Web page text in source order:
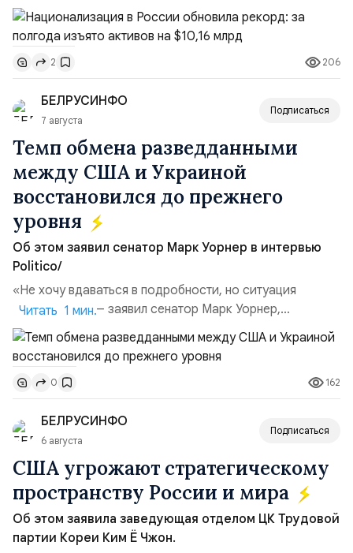
подсчитали аналитики AK&M. Это в 2,5 раза больше,
чем за аналогичный период 2025 года ($3,95 млрд).
Всего зафиксировано 15 национализационных
транзакций, которые обеспечили 42,2% денежного
объёма всего российского рынка слияний и
поглощений. Крупнейшей ...
2 206
БЕЛРУСИНФО
7 августа
Подписаться
Темп обмена разведданными
между США и Украиной
восстановился до прежнего
уровня
Об этом заявил сенатор Марк Уорнер в интервью
Politico/
«Не хочу вдаваться в подробности, но ситуация
улучшилась», — заявил сенатор Марк Уорнер,
высокопоставленный член комитета по разведке,
добавив, что использование Украиной беспилотников и
ракет большой дальности позволило ей наносить
удары вглубь российской территории и укрепило её
позиции.Сотрудничество со стороны США стало
ключом к позитивному пов...
Читать 1 мин.
0 162
БЕЛРУСИНФО
6 августа
Подписаться
США угрожают стратегическому
пространству России и мира
Об этом заявила заведующая отделом ЦК Трудовой
партии Кореи Ким Ё Чжон.